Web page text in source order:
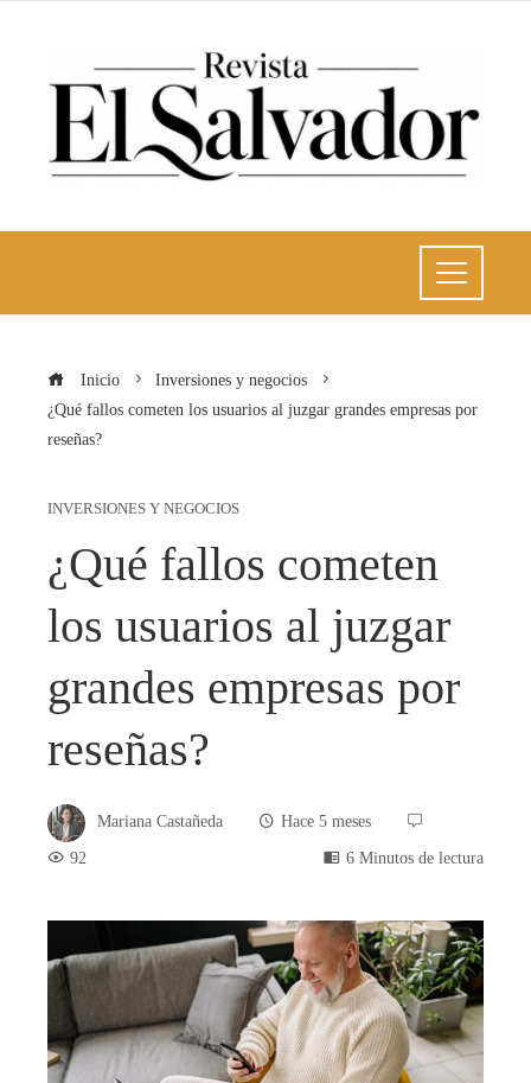
Inicio
Inversiones y negocios
¿Qué fallos cometen los usuarios al juzgar grandes empresas por
reseñas?
INVERSIONES Y NEGOCIOS
¿Qué fallos cometen
los usuarios al juzgar
grandes empresas por
reseñas?
Mariana Castañeda
Hace 5 meses
92
6 Minutos de lectura